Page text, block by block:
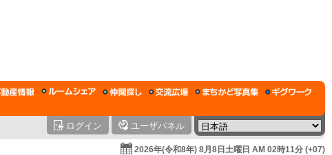
ログイン ユーザパネル
2026年(令和8年) 8月8日土曜日 AM 02時11分 (+07)